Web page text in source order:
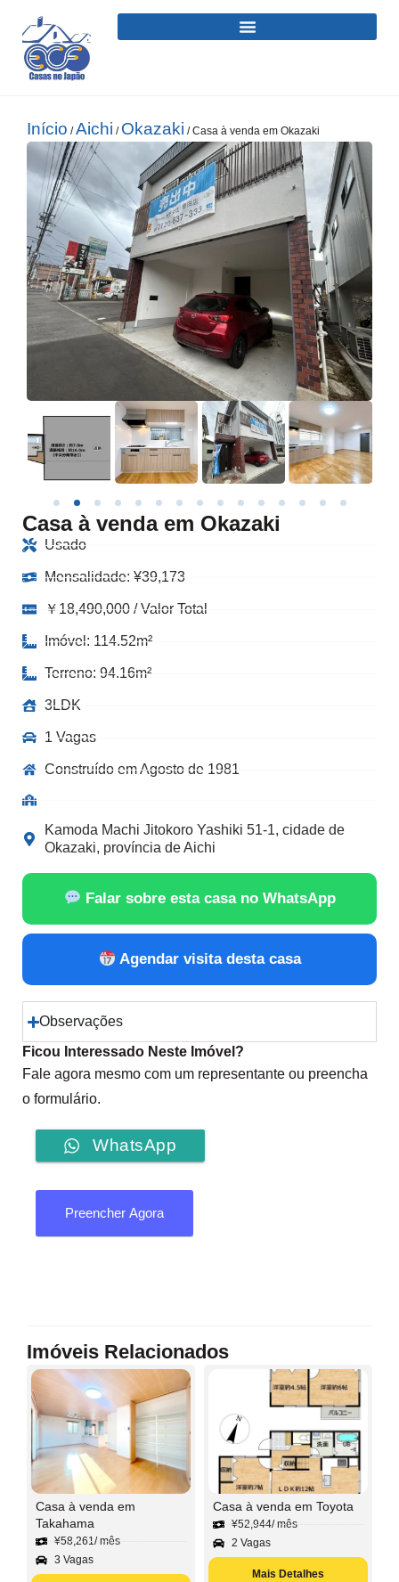
Início /Aichi / Okazaki / Casa à venda em Okazaki
Casa à venda em Okazaki
Usado
Mensalidade: ¥39,173
￥18,490,000 / Valor Total
Imóvel: 114.52m²
Terreno: 94.16m²
3LDK
1 Vagas
Construído em Agosto de 1981
Kamoda Machi Jitokoro Yashiki 51-1, cidade de
Okazaki, província de Aichi
Falar sobre esta casa no WhatsApp
Agendar visita desta casa
Observações
Ficou Interessado Neste Imóvel?
Fale agora mesmo com um representante ou preencha
o formulário.
WhatsApp
Preencher Agora
Imóveis Relacionados
Casa à venda em
Takahama
¥58,261/ mês
3 Vagas
Casa à venda em Toyota
¥52,944/ mês
2 Vagas
Mais Detalhes